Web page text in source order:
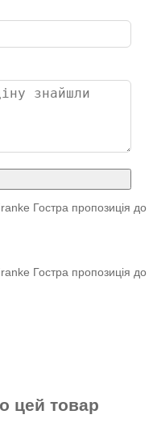
Гостра пропозиція до
Гостра пропозиція до
цей товар